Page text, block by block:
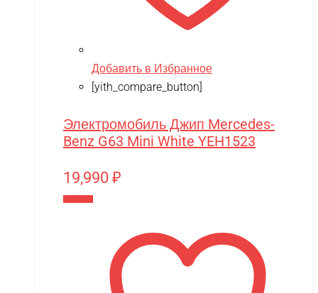
Добавить в Избранное
[yith_compare_button]
Электромобиль Джип Mercedes-
Benz G63 Mini White YEH1523
19,990 ₽